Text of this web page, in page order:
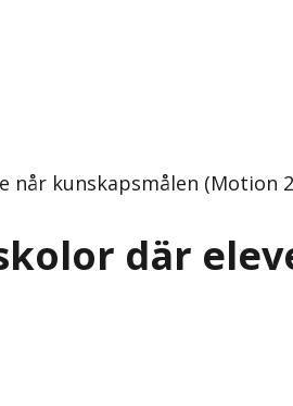
kunskapsmålen (Motion
där